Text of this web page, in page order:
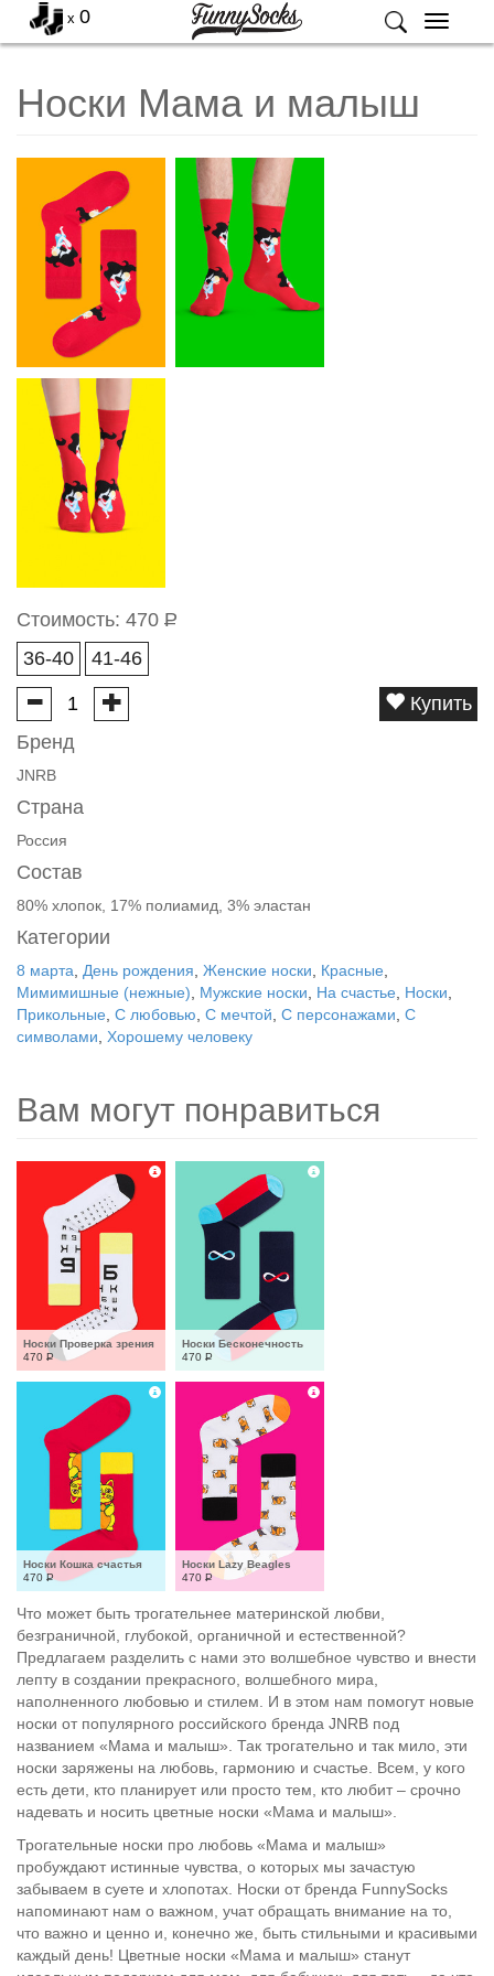
Меню
x 0
Носки Мама и малыш
Стоимость: 470 Р
36-40
41-46
Купить
Бренд
JNRB
Страна
Россия
Состав
80% хлопок, 17% полиамид, 3% эластан
Категории
8 марта День рождения Женские носки Красные
Мимимишные (нежные)
Мужские носки На счастье Носки
Прикольные С любовью С мечтой С персонажами С
символами
Хорошему человеку
Вам могут понравиться
Носки Проверка зрения
470 Р
Носки Бесконечность
470 Р
Носки Кошка счастья
470 Р
Носки Lazy Beagles
470 Р
Что может быть трогательнее материнской любви,
безграничной, глубокой, органичной и естественной?
Предлагаем разделить с нами это волшебное чувство и внести
лепту в создании прекрасного, волшебного мира,
наполненного любовью и стилем. И в этом нам помогут новые
носки от популярного российского бренда JNRB под
названием «Мама и малыш». Так трогательно и так мило, эти
носки заряжены на любовь, гармонию и счастье. Всем, у кого
есть дети, кто планирует или просто тем, кто любит – срочно
надевать и носить цветные носки «Мама и малыш».
Трогательные носки про любовь «Мама и малыш»
пробуждают истинные чувства, о которых мы зачастую
забываем в суете и хлопотах. Носки от бренда FunnySocks
напоминают нам о важном, учат обращать внимание на то,
что важно и ценно и, конечно же, быть стильными и красивыми
каждый день! Цветные носки «Мама и малыш» станут